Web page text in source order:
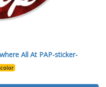
All At PAP-sticker-